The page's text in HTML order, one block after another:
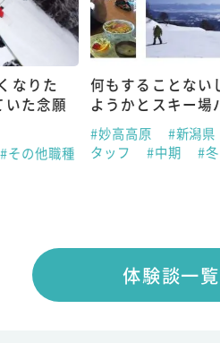
なりた
た念願
#その他職種
何もすることない
ようかとスキー場
#妙高高原 #新潟県
タッフ
#中期 #冬
体験談一